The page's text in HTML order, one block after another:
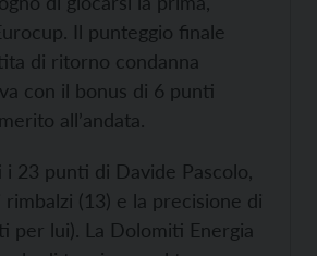
Il punteggio finale
di ritorno condanna
con il bonus di 6 punti
all’andata.
23 punti di Davide Pascolo,
(13) e la precisione di
per lui). La Dolomiti Energia